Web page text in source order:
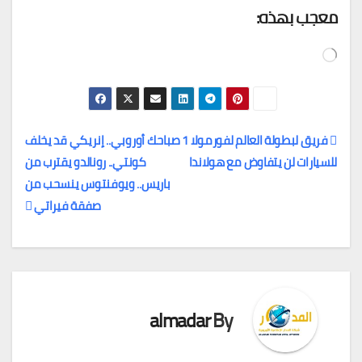
معجب بهذه:
جاري
تصفّح
صباحك أوروبي.. إنريكي قد يخلف
كونتي.. رونالدو يقترب من
باريس.. ويوفنتوس ينسحب من
صفقة فيراتي
فريق لبطولة العالم لفورمولا 1
للسيارات لن يتفاوض مع هولاندا
By
almadar